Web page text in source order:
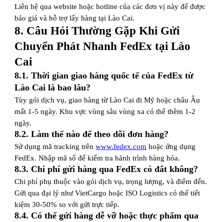
Liên hệ qua website hoặc hotline của các đơn vị này để được
báo giá và hỗ trợ lấy hàng tại Lào Cai.
8. Câu Hỏi Thường Gặp Khi Gửi
Chuyển Phát Nhanh FedEx tại Lào
Cai
8.1. Thời gian giao hàng quốc tế của FedEx từ
Lào Cai là bao lâu?
Tùy gói dịch vụ, giao hàng từ Lào Cai đi Mỹ hoặc châu Âu
mất 1-5 ngày. Khu vực vùng sâu vùng xa có thể thêm 1-2
ngày.
8.2. Làm thế nào để theo dõi đơn hàng?
Sử dụng mã tracking trên www.fedex.com hoặc ứng dụng
FedEx. Nhập mã số để kiểm tra hành trình hàng hóa.
8.3. Chi phí gửi hàng qua FedEx có đắt không?
Chi phí phụ thuộc vào gói dịch vụ, trọng lượng, và điểm đến.
Gửi qua đại lý như VietCargo hoặc ISO Logistics có thể tiết
kiệm 30-50% so với gửi trực tiếp.
8.4. Có thể gửi hàng dễ vỡ hoặc thực phẩm qua